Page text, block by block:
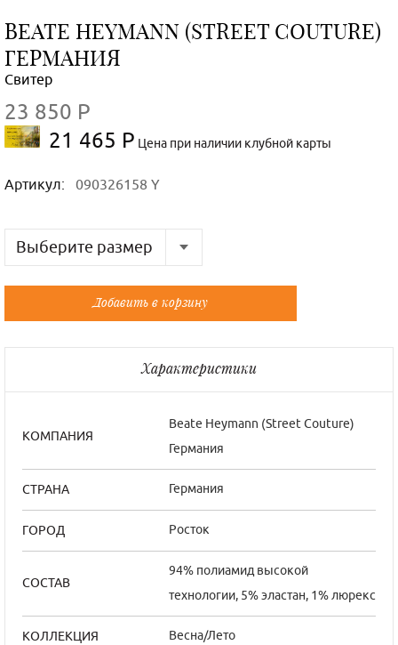
BEATE НEYMANN (STREET COUTURE)
ГЕРМАНИЯ
Свитер
23 850 Р
21 465 Р Цена при наличии клубной карты
Артикул: 090326158 Y
Выберите размер
Русский
Французский
46
40/2
48
42/3
46/5
48/6
Добавить в корзину
Характеристики
КОМПАНИЯ
Beate Нeymann (Street Couture)
Германия
СТРАНА Германия
ГОРОД Росток
СОСТАВ
94% полиамид высокой
технологии, 5% эластан, 1% люрекс
КОЛЛЕКЦИЯ Весна/Лето